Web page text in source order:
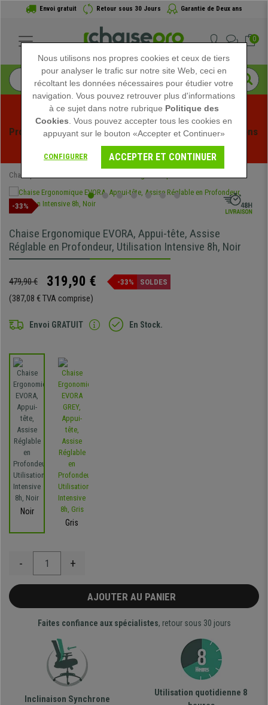
Envoi gratuit Retour sous 30 Jours Garantie de Deux ans
0
Profitez des soldes d'été chez Chaisepro ! Des réductions
exclusives pour une durée limitée - Voir l'offre
Chaisepro
-33%
Chaise Ergonomique EVORA, Appui-tête, Assise
Réglable en Profondeur, Utilisation Intensive 8h, Noir
479,90 € 319,90 € -33% SOLDES
(387,08 € TVA comprise)
Envoi GRATUIT En Stock.
Noir
Gris
- +
AJOUTER AU PANIER
Faites confiance aux spécialistes, retour sous 30 jours
Inclinaison Synchrone
Utilisation quotidienne 8
Nous utilisons nos propres cookies et ceux de tiers
pour analyser le trafic sur notre site Web, ceci en
récoltant les données nécessaires pour étudier votre
navigation. Vous pouvez retrouver plus d'informations
à ce sujet dans notre rubrique Politique des
Cookies . Vous pouvez accepter tous les cookies en
appuyant sur le bouton «Accepter et Continuer»
CONFIGURER ACCEPTER ET CONTINUER